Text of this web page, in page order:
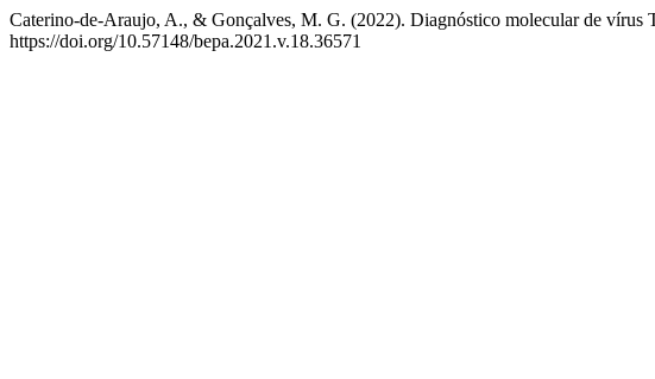
Caterino-de-Araujo, A., & Gonçalves, M. G. (2022). Diagnóstico molecular de vírus
https://doi.org/10.57148/bepa.2021.v.18.36571